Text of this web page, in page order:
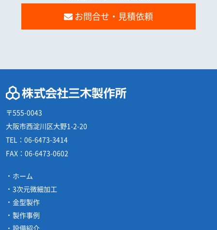
お問合せ・見積依頼
〒555-0043
大阪市西淀川区大野1-2-20
TEL： 06-6473-3414
FAX： 06-6473-0602
ホーム
3次元微細加工
金型製作
製作事例
設備紹介